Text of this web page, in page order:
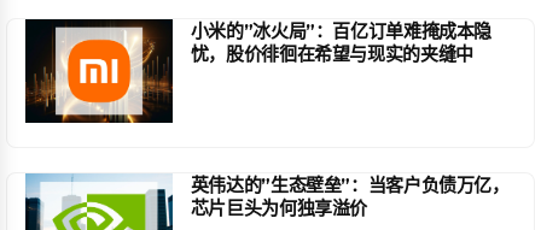
小米的”冰火局”：百亿订单难掩成本隐
忧，股价徘徊在希望与现实的夹缝中
英伟达的”生态壁垒”：当客户负债万亿，
芯片巨头为何独享溢价